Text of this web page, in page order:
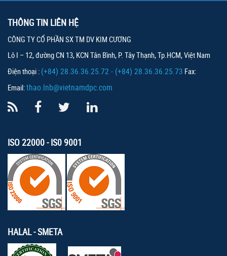
THÔNG TIN LIÊN HỆ
CÔNG TY CỔ PHẦN SX TM DV KIM CƯƠNG
Lô I – 12, đường CN 13, KCN Tân Bình, P. Tây Thạnh, Tp.HCM, Việt Nam
Điện thoại : (+84) 28.36.36.25.72 - (+84) 28.36.36.25.73 Fax:
Email:thao.lnb@vietnamdpc.com
ISO 22000 - IS0 9001
HALAL - SMETA